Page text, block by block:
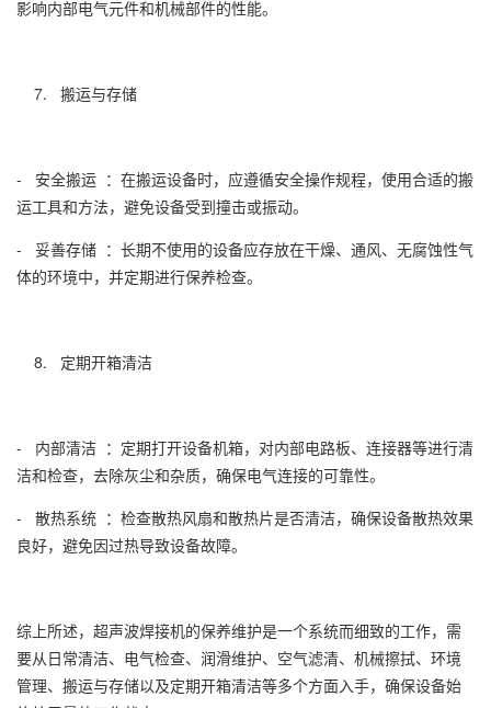
影响内部电气元件和机械部件的性能。
7. 搬运与存储
- 安全搬运 ：在搬运设备时，应遵循安全操作规程，使用合适的搬
运工具和方法，避免设备受到撞击或振动。
- 妥善存储 ：长期不使用的设备应存放在干燥、通风、无腐蚀性气
体的环境中，并定期进行保养检查。
8. 定期开箱清洁
- 内部清洁 ：定期打开设备机箱，对内部电路板、连接器等进行清
洁和检查，去除灰尘和杂质，确保电气连接的可靠性。
- 散热系统 ：检查散热风扇和散热片是否清洁，确保设备散热效果
良好，避免因过热导致设备故障。
综上所述，超声波焊接机的保养维护是一个系统而细致的工作，需
要从日常清洁、电气检查、润滑维护、空气滤清、机械擦拭、环境
管理、搬运与存储以及定期开箱清洁等多个方面入手，确保设备始